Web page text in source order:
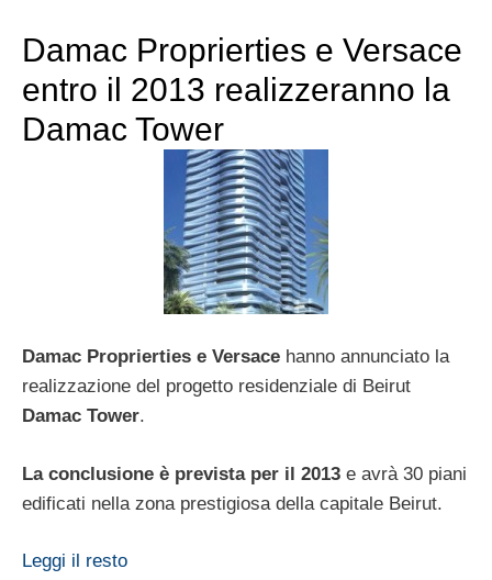
Damac Proprierties e Versace
entro il 2013 realizzeranno la
Damac Tower
Damac Proprierties e Versace hanno annunciato la
realizzazione del progetto residenziale di Beirut
Damac Tower.
La conclusione è prevista per il 2013 e avrà 30 piani
edificati nella zona prestigiosa della capitale Beirut.
Leggi il resto